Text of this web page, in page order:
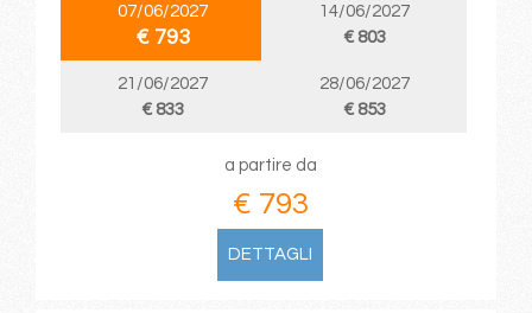
07/06/2027
€ 793
14/06/2027
€ 803
21/06/2027
€ 833
28/06/2027
€ 853
a partire da
€ 793
DETTAGLI